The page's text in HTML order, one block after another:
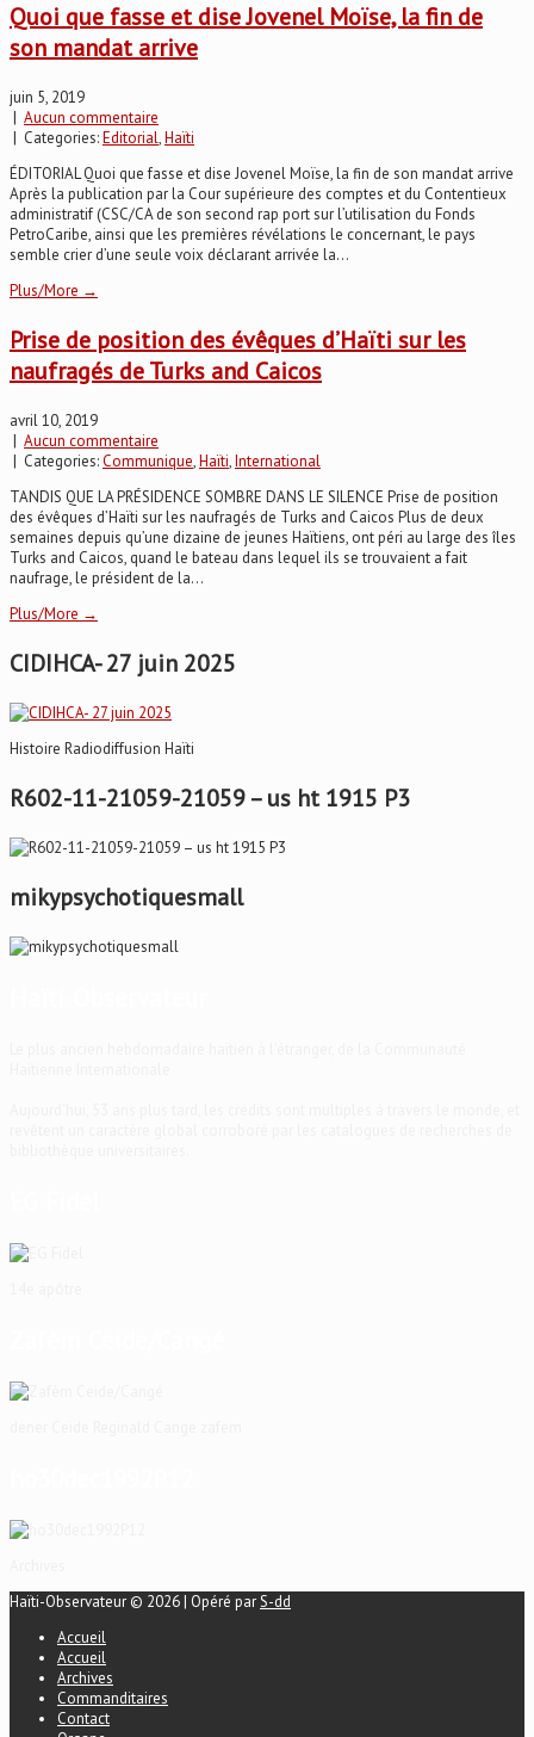
Quoi que fasse et dise Jovenel Moïse, la fin de
son mandat arrive
juin 5, 2019
| Aucun commentaire
| Categories:Editorial,Haïti
ÉDITORIAL Quoi que fasse et dise Jovenel Moïse, la fin de son mandat arrive
Après la publication par la Cour supérieure des comptes et du Contentieux
administratif (CSC/CA de son second rap port sur l’utilisation du Fonds
PetroCaribe, ainsi que les premières révélations le concernant, le pays
semble crier d’une seule voix déclarant arrivée la...
Plus/More →
Prise de position des évêques d’Haïti sur les
naufragés de Turks and Caicos
avril 10, 2019
| Aucun commentaire
| Categories:Communique,Haïti,International
TANDIS QUE LA PRÉSIDENCE SOMBRE DANS LE SILENCE Prise de position
des évêques d’Haïti sur les naufragés de Turks and Caicos Plus de deux
semaines depuis qu’une dizaine de jeunes Haïtiens, ont péri au large des îles
Turks and Caicos, quand le bateau dans lequel ils se trouvaient a fait
naufrage, le président de la...
Plus/More →
CIDIHCA- 27 juin 2025
Histoire Radiodiffusion Haïti
R602-11-21059-21059 – us ht 1915 P3
mikypsychotiquesmall
Haïti-Observateur © 2026 | Opéré parS-dd
Accueil
Accueil
Archives
Commanditaires
Contact